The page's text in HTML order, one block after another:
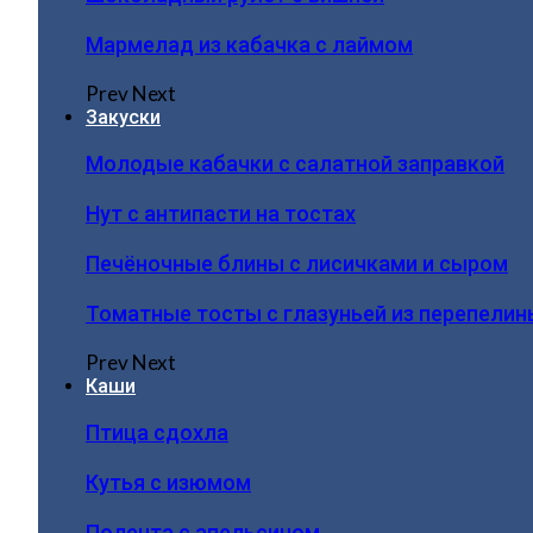
Мармелад из кабачка с лаймом
PrevNext
Закуски
Молодые кабачки с салатной заправкой
Нут с антипасти на тостах
Печёночные блины с лисичками и сыром
Томатные тосты с глазуньей из
PrevNext
Каши
Птица сдохла
Кутья с изюмом